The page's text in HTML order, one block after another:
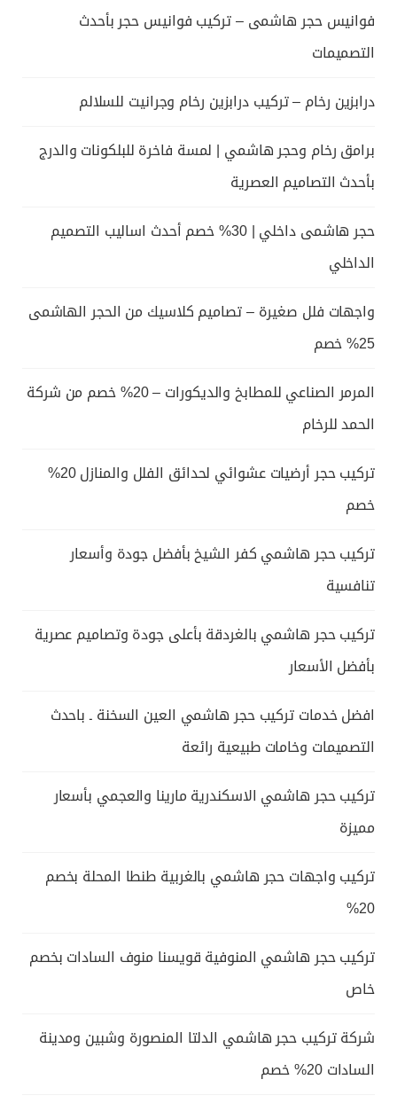
فوانيس حجر هاشمى – تركيب فوانيس حجر بأحدث
التصميمات
درابزين رخام – تركيب درابزين رخام وجرانيت للسلالم
برامق رخام وحجر هاشمي | لمسة فاخرة للبلكونات والدرج
بأحدث التصاميم العصرية
حجر هاشمى داخلي | 30% خصم أحدث اساليب التصميم
الداخلي
واجهات فلل صغيرة – تصاميم كلاسيك من الحجر الهاشمى
25% خصم
المرمر الصناعي للمطابخ والديكورات – 20% خصم من شركة
الحمد للرخام
تركيب حجر أرضيات عشوائي لحدائق الفلل والمنازل 20%
خصم
تركيب حجر هاشمي كفر الشيخ بأفضل جودة وأسعار
تنافسية
تركيب حجر هاشمي بالغردقة بأعلى جودة وتصاميم عصرية
بأفضل الأسعار
افضل خدمات تركيب حجر هاشمي العين السخنة ـ باحدث
التصميمات وخامات طبيعية رائعة
تركيب حجر هاشمي الاسكندرية مارينا والعجمي بأسعار
مميزة
تركيب واجهات حجر هاشمي بالغربية طنطا المحلة بخصم
20%
تركيب حجر هاشمي المنوفية قويسنا منوف السادات بخصم
خاص
شركة تركيب حجر هاشمي الدلتا المنصورة وشبين ومدينة
السادات 20% خصم